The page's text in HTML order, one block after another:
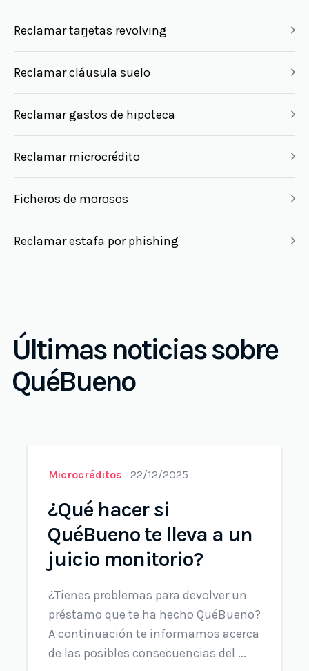
Reclamar tarjetas revolving
Reclamar cláusula suelo
Reclamar gastos de hipoteca
Reclamar microcrédito
Ficheros de morosos
Reclamar estafa por phishing
Últimas noticias sobre
QuéBueno
Microcréditos 22/12/2025
¿Qué hacer si
QuéBueno te lleva a un
juicio monitorio?
¿Tienes problemas para devolver un
préstamo que te ha hecho QuéBueno?
A continuación te informamos acerca
de las posibles consecuencias del ...